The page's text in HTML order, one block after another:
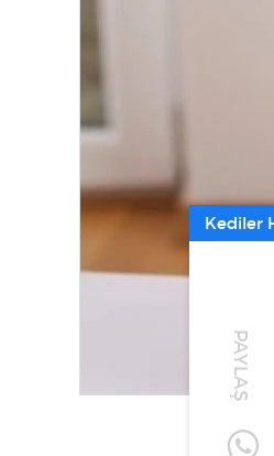
PAYLAŞ
Kediler